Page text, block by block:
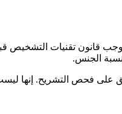
الجنس.
فحص التشريح. إنها